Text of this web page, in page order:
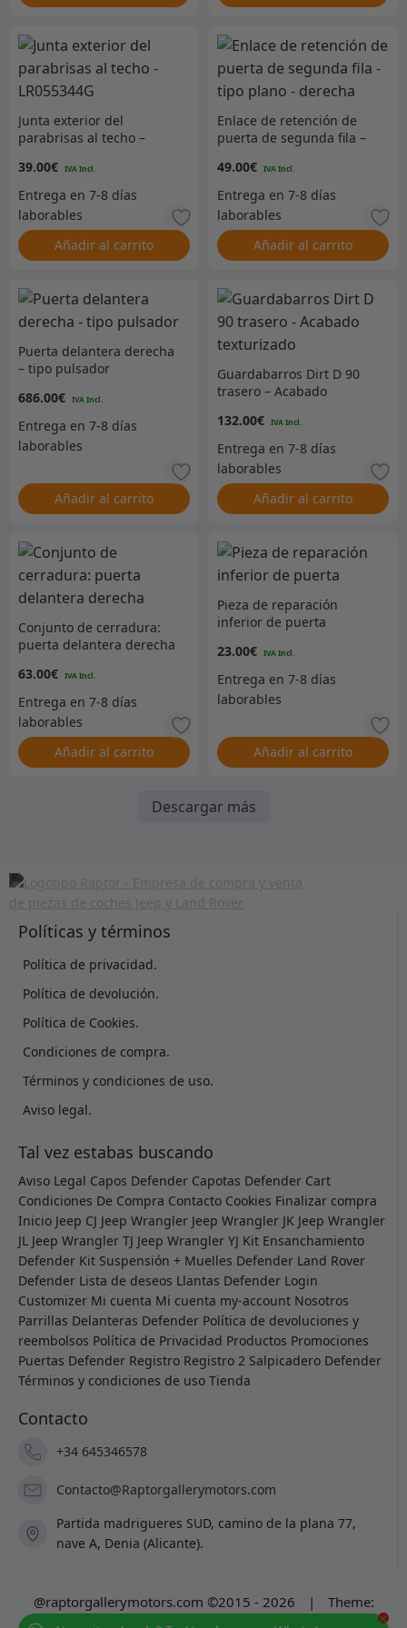
Junta exterior del
parabrisas al techo –
39.00€
Añadir al carrito
Enlace de retención de
puerta de segunda fila –
49.00€
Añadir al carrito
Puerta delantera derecha
– tipo pulsador
686.00€
Añadir al carrito
Guardabarros Dirt D 90
trasero – Acabado
132.00€
Añadir al carrito
Conjunto de cerradura:
puerta delantera derecha
63.00€
Añadir al carrito
Pieza de reparación
inferior de puerta
23.00€
Añadir al carrito
Descargar más
×
Políticas y términos
Política de privacidad.
Política de devolución.
Política de Cookies.
Condiciones de compra.
Términos y condiciones de uso.
Aviso legal.
Tal vez estabas buscando
Aviso Legal Capos Defender Capotas Defender Cart
Condiciones De Compra Contacto Cookies Finalizar compra
Inicio Jeep CJ Jeep Wrangler Jeep Wrangler JK Jeep Wrangler
JL Jeep Wrangler TJ Jeep Wrangler YJ Kit Ensanchamiento
Defender Kit Suspensión + Muelles Defender Land Rover
Defender Lista de deseos Llantas Defender Login
Customizer Mi cuenta Mi cuenta my-account Nosotros
Parrillas Delanteras Defender Política de devoluciones y
reembolsos Política de Privacidad Productos Promociones
Puertas Defender Registro Registro 2 Salpicadero Defender
Términos y condiciones de uso Tienda
Contacto
+34 645346578
Contacto@Raptorgallerymotors.com
Partida madrigueres SUD, camino de la plana 77,
nave A, Denia (Alicante).
@raptorgallerymotors.com ©2015 - 2026 |
Theme:
Prosale
by full100ack